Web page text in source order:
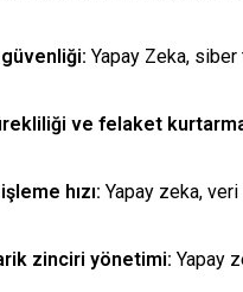
Yapay Zeka,
ve felaket
hızı: Yapay zeka,
zinciri yönetimi: Yapay